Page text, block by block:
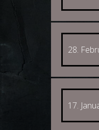
28.
17.